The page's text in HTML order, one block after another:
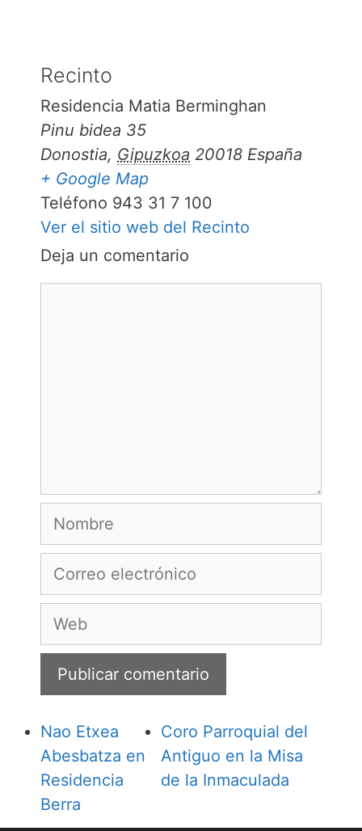
Recinto
Residencia Matia Berminghan
Pinu bidea 35
Donostia, Gipuzkoa 20018 España
+ Google Map
Teléfono 943 31 7 100
Ver el sitio web del Recinto
Deja un comentario
Nombre
Correo
Web
Nao Etxea
Abesbatza en
Residencia
Berra
Coro Parroquial del
Antiguo en la Misa
de la Inmaculada